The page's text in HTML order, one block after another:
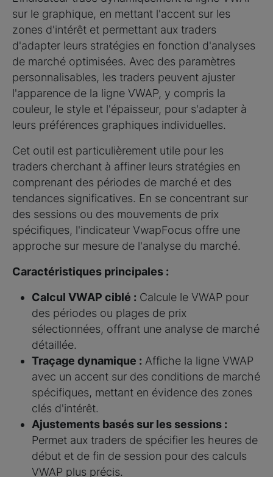
sur le graphique, en mettant l'accent sur les
zones d'intérêt et permettant aux traders
d'adapter leurs stratégies en fonction d'analyses
de marché optimisées. Avec des paramètres
personnalisables, les traders peuvent ajuster
l'apparence de la ligne VWAP, y compris la
couleur, le style et l'épaisseur, pour s'adapter à
leurs préférences graphiques individuelles.
Cet outil est particulièrement utile pour les
traders cherchant à affiner leurs stratégies en
comprenant des périodes de marché et des
tendances significatives. En se concentrant sur
des sessions ou des mouvements de prix
spécifiques, l'indicateur VwapFocus offre une
approche sur mesure de l'analyse du marché.
Caractéristiques principales :
Calcul VWAP ciblé : Calcule le VWAP pour
des périodes ou plages de prix
sélectionnées, offrant une analyse de marché
détaillée.
Traçage dynamique : Affiche la ligne VWAP
avec un accent sur des conditions de marché
spécifiques, mettant en évidence des zones
clés d'intérêt.
Ajustements basés sur les sessions :
Permet aux traders de spécifier les heures de
début et de fin de session pour des calculs
VWAP plus précis.